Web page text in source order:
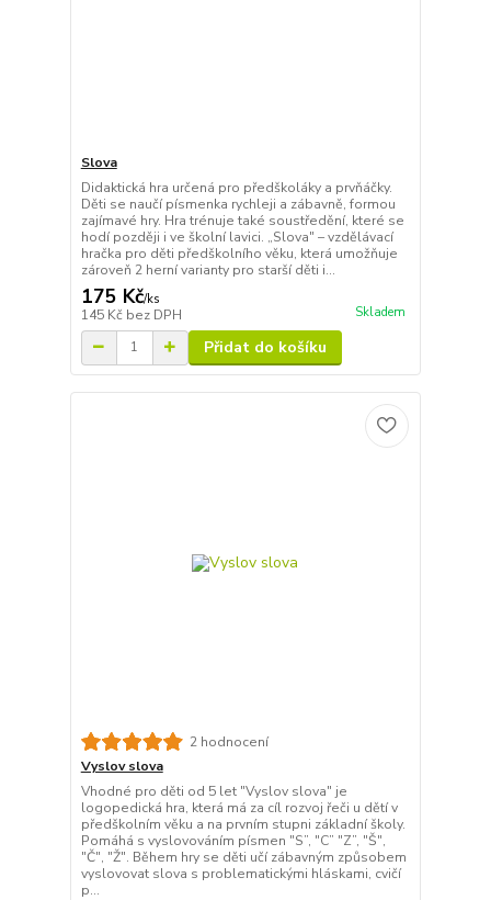
Slova
Didaktická hra určená pro předškoláky a prvňáčky.
Děti se naučí písmenka rychleji a zábavně, formou
zajímavé hry. Hra trénuje také soustředění, které se
hodí později i ve školní lavici. „Slova" – vzdělávací
hračka pro děti předškolního věku, která umožňuje
zároveň 2 herní varianty pro starší děti i...
175 Kč/ks
145 Kč bez DPH Skladem
Přidat do košíku
2 hodnocení
Vyslov slova
Vhodné pro děti od 5 let "Vyslov slova" je
logopedická hra, která má za cíl rozvoj řeči u dětí v
předškolním věku a na prvním stupni základní školy.
Pomáhá s vyslovováním písmen "S”, "C” "Z”, "Š",
"Č", "Ž". Během hry se děti učí zábavným způsobem
vyslovovat slova s problematickými hláskami, cvičí
p...